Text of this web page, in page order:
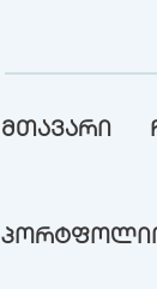
მთავარი